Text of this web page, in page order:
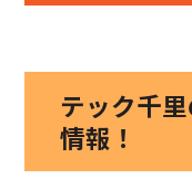
テック千
情報！